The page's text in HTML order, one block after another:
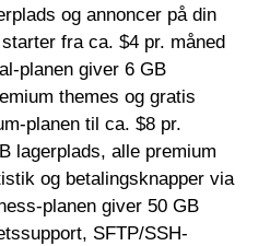
og annoncer på din
fra ca. $4 pr. måned
planen giver 6 GB
themes og gratis
planen til ca. $8 pr.
lagerplads, alle premium
og betalingsknapper via
planen giver 50 GB
SFTP/SSH-